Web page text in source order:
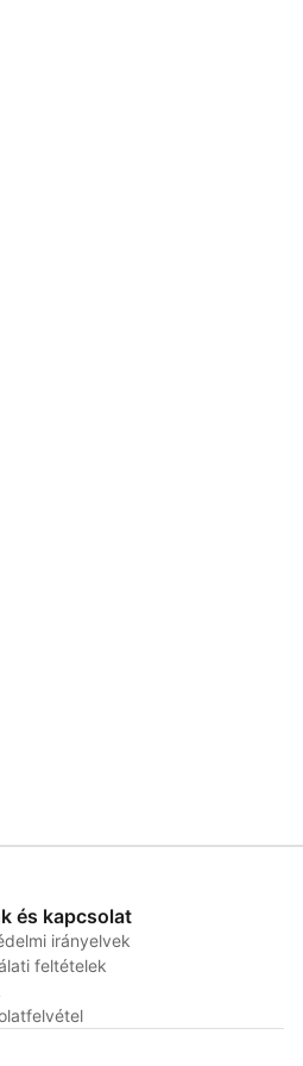
és kapcsolat
irányelvek
feltételek